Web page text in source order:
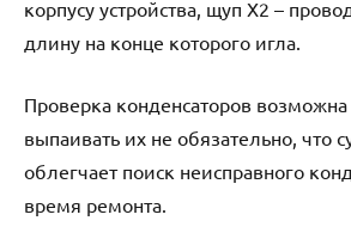
корпусу устройства, щуп X2 –
длину на конце которого игла.
Проверка конденсаторов
выпаивать их не обязательно, что
облегчает поиск неисправного
время ремонта.